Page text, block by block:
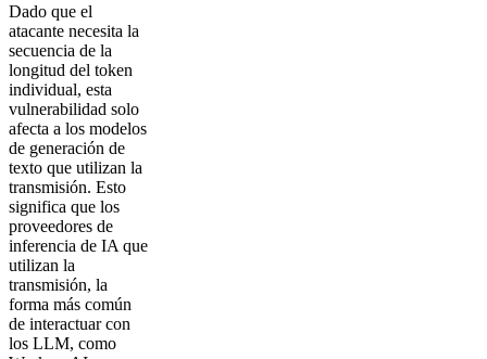
Dado que el
atacante necesita la
secuencia de la
longitud del token
individual, esta
vulnerabilidad solo
afecta a los modelos
de generación de
texto que utilizan la
transmisión. Esto
significa que los
proveedores de
inferencia de IA que
utilizan la
transmisión, la
forma más común
de interactuar con
los LLM, como